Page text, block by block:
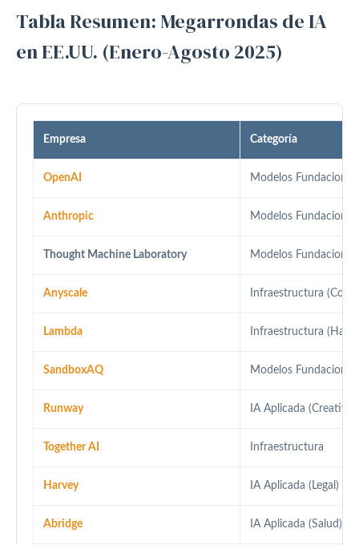
Tabla Resumen: Megarrondas de IA
en EE.UU. (Enero-Agosto 2025)
Empresa Categoría
OpenAI Modelos
Anthropic Modelos
Thought Machine Laboratory Modelos
Anyscale Infraestructura
Lambda Infraestructura
SandboxAQ Modelos
Runway IA Aplicada
Together AI Infraestructura
Harvey IA Aplicada (Legal)
Abridge IA Aplicada (Salud)